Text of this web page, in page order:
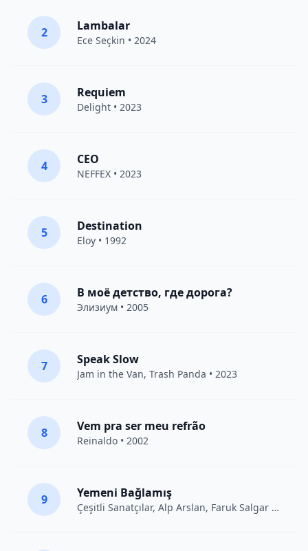
2 Lambalar
Ece Seçkin • 2024
3 Requiem
Delight • 2023
4 CEO
NEFFEX • 2023
5 Destination
Eloy • 1992
6 В моё детство, где дорога?
Элизиум • 2005
7 Speak Slow
Jam in the Van, Trash Panda • 2023
8 Vem pra ser meu refrão
Reinaldo • 2002
9 Yemeni Bağlamış
Çeşitli Sanatçılar, Alp Arslan, Faruk Salgar • 2012